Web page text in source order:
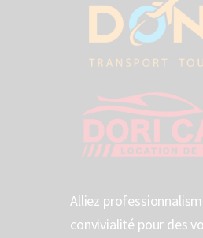
Alliez
convivialité pour des